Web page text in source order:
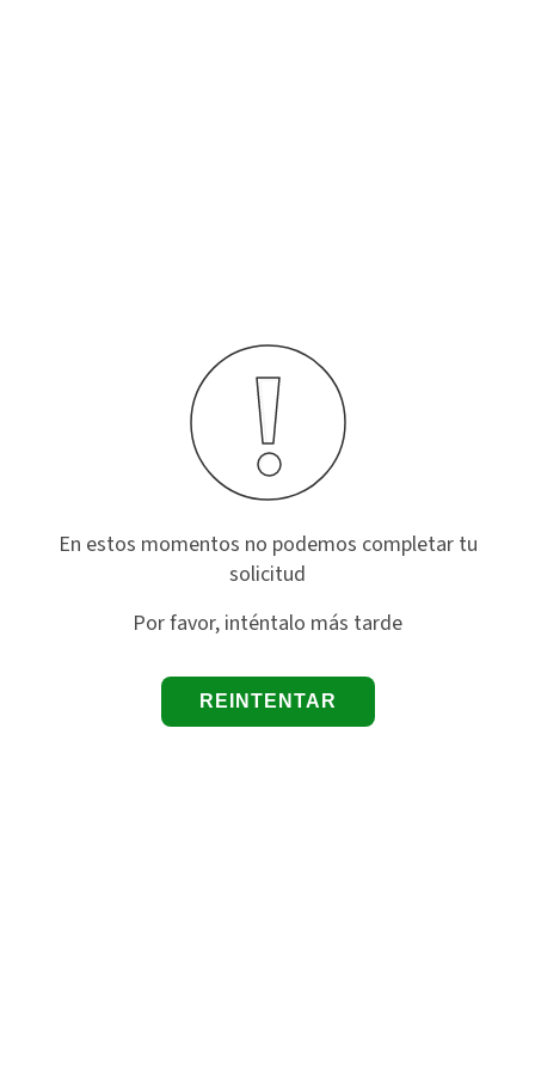
En estos momentos no podemos completar tu
solicitud
Por favor, inténtalo más tarde
REINTENTAR